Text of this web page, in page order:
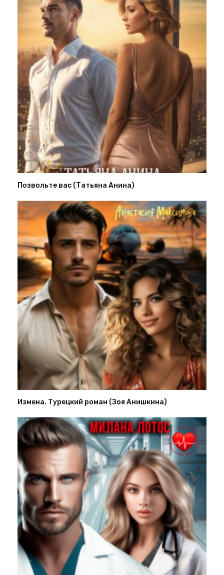
Позвольте вас (Татьяна Анина)
Измена. Турецкий роман (Зоя Анишкина)